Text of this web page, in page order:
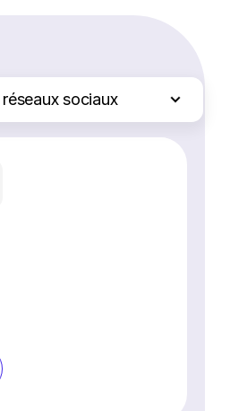
sociaux
Web
Web
et chatbots
les différences